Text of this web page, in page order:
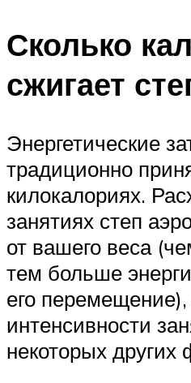
Сколько
сжигает
Энергетические
традиционно
килокалориях.
занятиях степ
от вашего веса
тем больше
его перемещение),
интенсивности
некоторых других